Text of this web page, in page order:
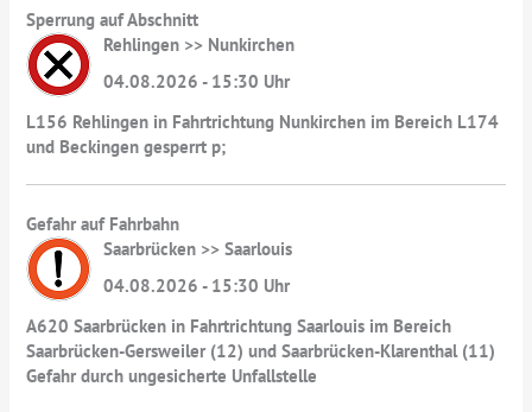
Sperrung auf Abschnitt
Rehlingen >> Nunkirchen
04.08.2026 - 15:30 Uhr
L156 Rehlingen in Fahrtrichtung Nunkirchen im Bereich L174
und Beckingen gesperrt p;
Gefahr auf Fahrbahn
Saarbrücken >> Saarlouis
04.08.2026 - 15:30 Uhr
A620 Saarbrücken in Fahrtrichtung Saarlouis im Bereich
Saarbrücken-Gersweiler (12) und Saarbrücken-Klarenthal (11)
Gefahr durch ungesicherte Unfallstelle